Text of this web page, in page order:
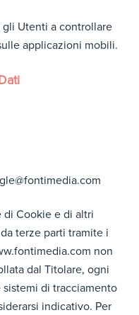
anni
ssari
per
cons
ed i
navi
gazi
one
carli
non
ne
Utenti a controllare
applicazioni mobili.
di Cookie e di altri
terze parti tramite i
non
dal Titolare, ogni
di tracciamento
indicativo. Per